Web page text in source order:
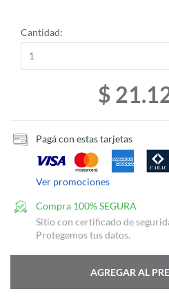
Cantidad:
$
Pagá con estas tarjetas
Ver promociones
Compra 100% SEGURA
Sitio con certificado de
Protegemos tus datos.
AGREGAR AL